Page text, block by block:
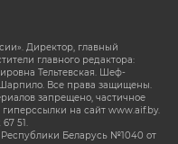
Директор, главный
главного редактора:
Тельтевская. Шеф-
Все права защищены.
запрещено, частичное
на сайт www.aif.by.
51.
Беларусь №1040 от